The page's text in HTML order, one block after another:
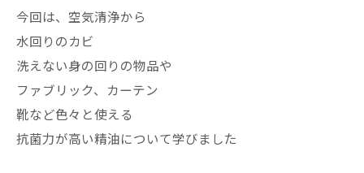
今回は、空気清浄から
水回りのカビ
洗えない身の回りの物品や
ファブリック、カーテン
靴など色々と使える
抗菌力が高い精油について学びました